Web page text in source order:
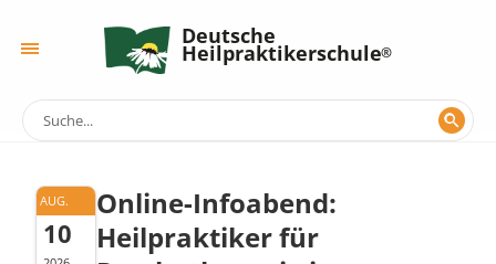
Deutsche
Heilpraktikerschule
AUG.
10
Online-Infoabend:
Heilpraktiker für